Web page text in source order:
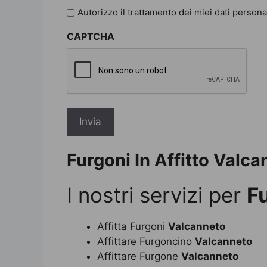
l'informativa
privacy
Autorizzo il trattamento dei miei dati
CAPTCHA
Furgoni In Affitto
I nostri servizi per
Affitta Furgoni Valcanneto
Affittare Furgoncino Valcanneto
Affittare Furgone Valcanneto